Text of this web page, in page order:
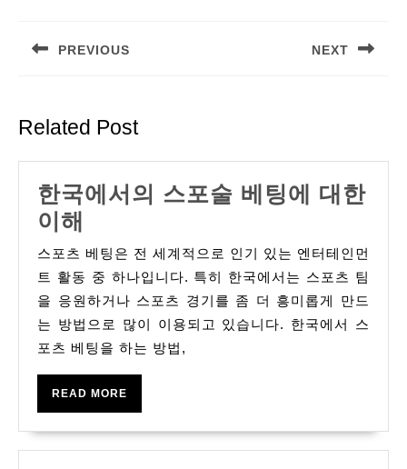
PREVIOUS NEXT
Related Post
한국에서의 스포술 베팅에 대한
이해
국
에
서
의
스
포
술
베
스포츠 베팅은 전 세계적으로 인기 있는 엔터테인먼
트 활동 중 하나입니다. 특히 한국에서는 스포츠 팀
을 응원하거나 스포츠 경기를 좀 더 흥미롭게 만드
는 방법으로 많이 이용되고 있습니다. 한국에서 스
포츠 베팅을 하는 방법,
READ MORE